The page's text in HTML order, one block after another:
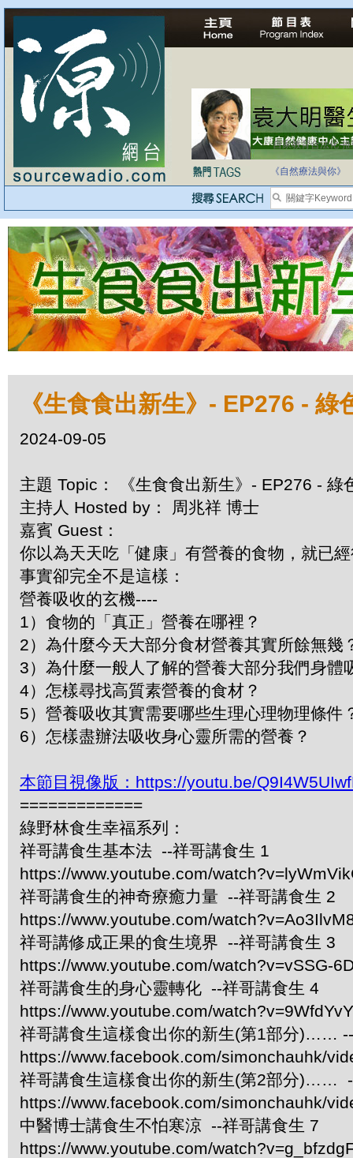
自家教育合法化-
醫療有選擇，人人
《自然療法與你》
《生食食出新生》- EP276 - 綠
2024-09-05
主題 Topic： 《生食食出新生》- EP276 - 綠
主持人 Hosted by： 周兆祥 博士
嘉賓 Guest：
你以為天天吃「健康」有營養的食物，就已
事實卻完全不是這樣：
營養吸收的玄機----
1）食物的「真正」營養在哪裡？
2）為什麼今天大部分食材營養其實所餘無幾
3）為什麼一般人了解的營養大部分我們身體
4）怎樣尋找高質素營養的食材？
5）營養吸收其實需要哪些生理心理物理條件
6）怎樣盡辦法吸收身心靈所需的營養？
本節目視像版：https://youtu.be/
=============
綠野林食生幸福系列：
祥哥講食生基本法 --祥哥講食生 1
https://www.youtube.com/
祥哥講食生的神奇療癒力量 --祥哥講食生 2
https://www.youtube.com/
祥哥講修成正果的食生境界 --祥哥講食生 3
https://www.youtube.com/watch?v=vSSG-
祥哥講食生的身心靈轉化 --祥哥講食生 4
https://www.youtube.com/
祥哥講食生這樣食出你的新生(第1部分)……
https://www.facebook.com/simonchauhk/
祥哥講食生這樣食出你的新生(第2部分)……
https://www.facebook.com/simonchauhk/
中醫博士講食生不怕寒涼 --祥哥講食生 7
https://www.youtube.com/